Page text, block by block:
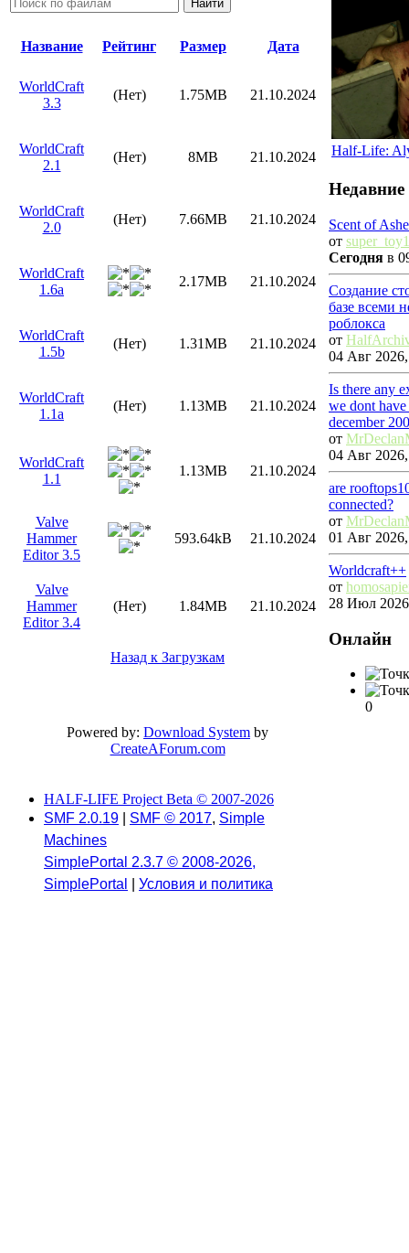
Название Рейтинг Размер Дата
WorldCraft
3.3
(Нет) 1.75MB 21.10.2024
WorldCraft
2.1
(Нет) 8MB 21.10.2024
WorldCraft
2.0
(Нет) 7.66MB 21.10.2024
WorldCraft
1.6a
2.17MB 21.10.2024
WorldCraft
1.5b
(Нет) 1.31MB 21.10.2024
WorldCraft
1.1a
(Нет) 1.13MB 21.10.2024
WorldCraft
1.1
1.13MB 21.10.2024
Valve
Hammer
Editor 3.5
593.64kB 21.10.2024
Valve
Hammer
Editor 3.4
(Нет) 1.84MB 21.10.2024
Назад к Загрузкам
Powered by: Download System by
CreateAForum.com
Half-Life:
Недавние
Scent of
от super_toy1
Сегодня в
Создание
базе всеми
роблокса
от
04 Авг
Is there any
we dont
december
от
04 Авг
are
connected?
от
01 Авг
Worldcraft++
от
28 Июл
Онлайн
0
HALF-LIFE Project Beta © 2007-2026
SMF 2.0.19
SMF © 2017, Simple
Machines
SimplePortal 2.3.7 © 2008-2026,
SimplePortal
Условия и политика